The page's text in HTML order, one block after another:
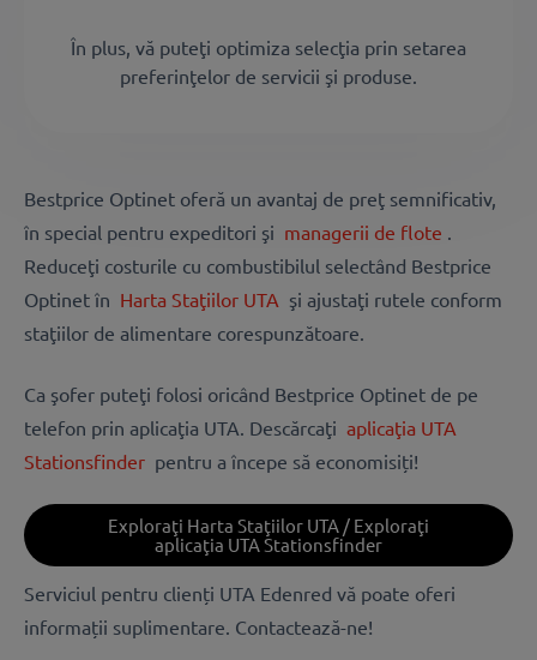
În plus, vă puteţi optimiza selecţia prin setarea
preferinţelor de servicii şi produse.
Bestprice Optinet oferă un avantaj de preţ semnificativ,
în special pentru expeditori şi managerii de flote .
Reduceţi costurile cu combustibilul selectând Bestprice
Optinet în Harta Staţiilor UTA şi ajustaţi rutele conform
staţiilor de alimentare corespunzătoare.
Ca şofer puteţi folosi oricând Bestprice Optinet de pe
telefon prin aplicaţia UTA. Descărcaţi aplicaţia UTA
Stationsfinder pentru a începe să economisiți!
Exploraţi Harta Staţiilor UTA / Exploraţi
aplicaţia UTA Stationsfinder
Serviciul pentru clienți UTA Edenred vă poate oferi
informații suplimentare. Contactează-ne!